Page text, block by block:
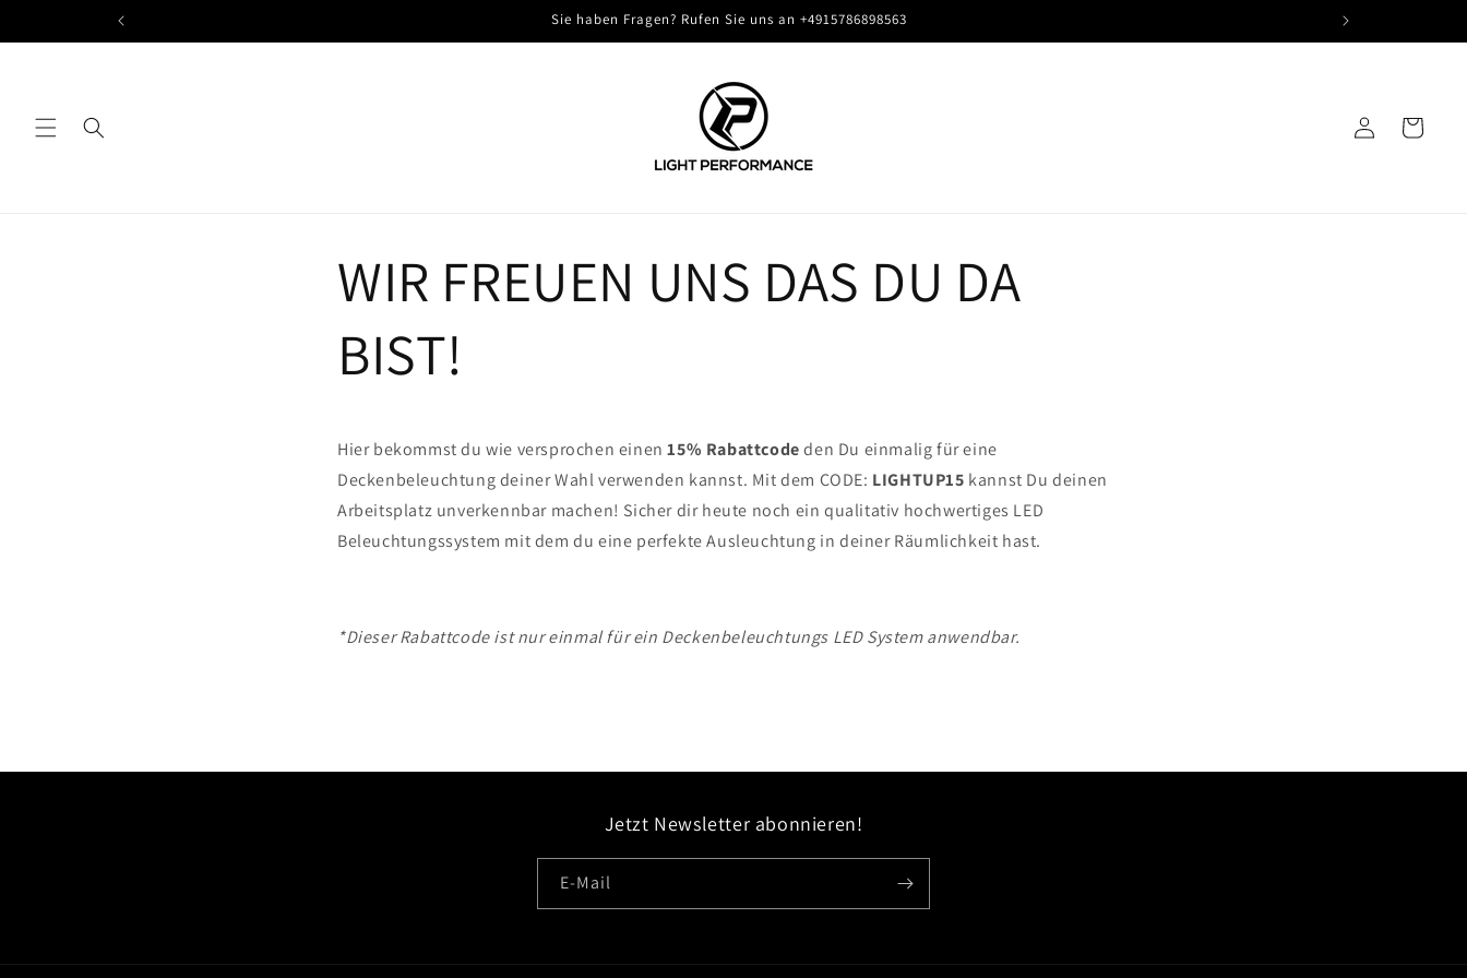
Inhalt
Sie haben Fragen? Rufen Sie uns an +4915786898563
EinloggenWarenkorb
WIR FREUEN UNS DAS DU DA
BIST!
Hier bekommst du wie versprochen einen15% Rabattcodeden Du einmalig für eine
Deckenbeleuchtung deiner Wahl verwenden kannst. Mit dem CODE: LIGHTUP15 kannst Du deinen
Arbeitsplatz unverkennbar machen! Sicher dir heute noch ein qualitativ hochwertiges LED
Beleuchtungssystem mit dem du eine perfekte Ausleuchtung in deiner Räumlichkeit hast.
*Dieser Rabattcode ist nur einmal für ein Deckenbeleuchtungs LED System anwendbar.
Jetzt Newsletter abonnieren!
E-Mail